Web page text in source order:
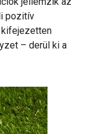
pozitív
kifejezetten
– derül ki a